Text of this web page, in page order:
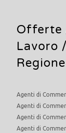
Offerte
Lavoro
Regione
Agenti di
Agenti di
Agenti di
Agenti di